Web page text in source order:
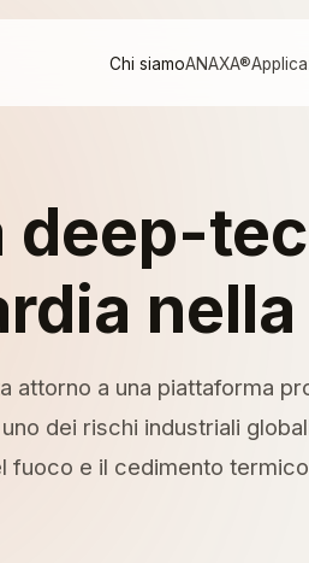
Chi siamoANAXA®
deep-
attorno a una piattaforma
dei rischi industriali
fuoco e il cedimento